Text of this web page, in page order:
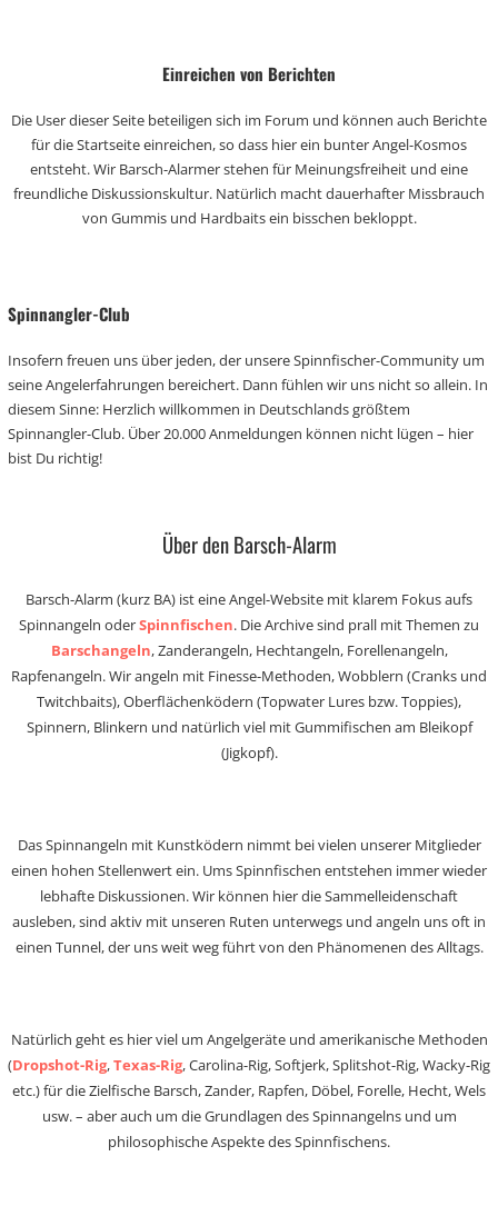
Einreichen von Berichten
Die User dieser Seite beteiligen sich im Forum und können auch Berichte
für die Startseite einreichen, so dass hier ein bunter Angel-Kosmos
entsteht. Wir Barsch-Alarmer stehen für Meinungsfreiheit und eine
freundliche Diskussionskultur. Natürlich macht dauerhafter Missbrauch
von Gummis und Hardbaits ein bisschen bekloppt.
Spinnangler-Club
Insofern freuen uns über jeden, der unsere Spinnfischer-Community um
seine Angelerfahrungen bereichert. Dann fühlen wir uns nicht so allein. In
diesem Sinne: Herzlich willkommen in Deutschlands größtem
Spinnangler-Club. Über 20.000 Anmeldungen können nicht lügen – hier
bist Du richtig!
Über den Barsch-Alarm
Barsch-Alarm (kurz BA) ist eine Angel-Website mit klarem Fokus aufs
Spinnangeln oderSpinnfischen. Die Archive sind prall mit Themen zu
Barschangeln, Zanderangeln, Hechtangeln, Forellenangeln,
Rapfenangeln. Wir angeln mit Finesse-Methoden, Wobblern (Cranks und
Twitchbaits), Oberflächenködern (Topwater Lures bzw. Toppies),
Spinnern, Blinkern und natürlich viel mit Gummifischen am Bleikopf
(Jigkopf).
Das Spinnangeln mit Kunstködern nimmt bei vielen unserer Mitglieder
einen hohen Stellenwert ein. Ums Spinnfischen entstehen immer wieder
lebhafte Diskussionen. Wir können hier die Sammelleidenschaft
ausleben, sind aktiv mit unseren Ruten unterwegs und angeln uns oft in
einen Tunnel, der uns weit weg führt von den Phänomenen des Alltags.
Natürlich geht es hier viel um Angelgeräte und amerikanische Methoden
(Dropshot-Rig,Texas-Rig, Carolina-Rig, Softjerk, Splitshot-Rig, Wacky-Rig
etc.) für die Zielfische Barsch, Zander, Rapfen, Döbel, Forelle, Hecht, Wels
usw. – aber auch um die Grundlagen des Spinnangelns und um
philosophische Aspekte des Spinnfischens.